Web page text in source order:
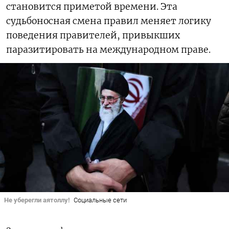
становится приметой времени. Эта
судьбоносная смена правил меняет логику
поведения правителей, привыкших
паразитировать на международном праве.
Не уберегли аятоллу! Социальные сети